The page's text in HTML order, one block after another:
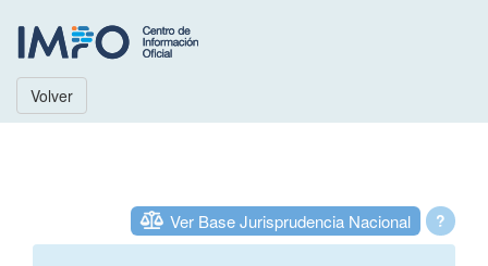
Volver
?
Ver Base Jurisprudencia Nacional